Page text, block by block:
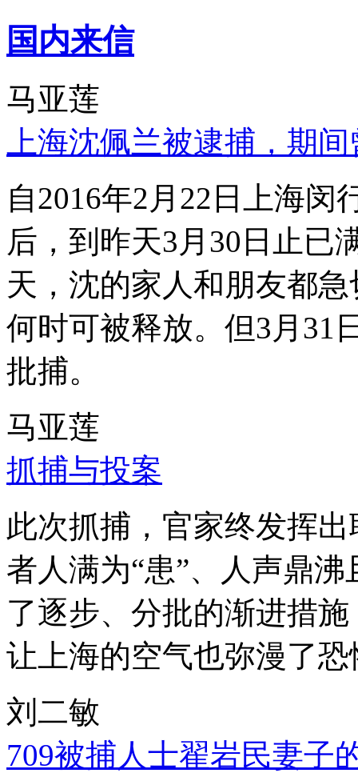
国内来信
马亚莲
上海沈佩兰被逮捕，期
自2016年2月22日上海
后，到昨天3月30日止已
天，沈的家人和朋友都
何时可被释放。但3月31
批捕。
马亚莲
抓捕与投案
此次抓捕，官家终发挥
者人满为“患”、人声鼎
了逐步、分批的渐进措
让上海的空气也弥漫了
刘二敏
709被捕人士翟岩民妻子